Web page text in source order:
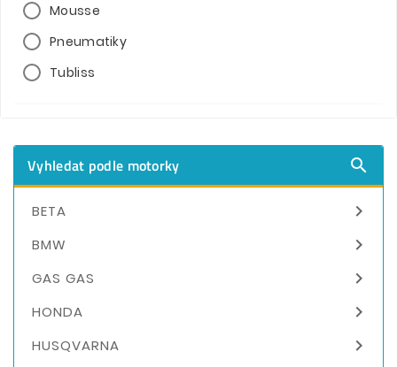
Mousse
Pneumatiky
Tubliss
Vyhledat podle motorky 
BETA 
BMW 
GAS GAS 
HONDA 
HUSQVARNA 